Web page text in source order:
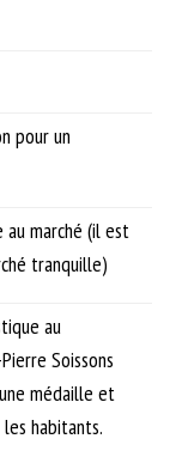
pour un
au marché (il est
tranquille)
au
Soissons
médaille et
habitants.